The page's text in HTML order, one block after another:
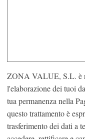
ZONA VALUE, S.L. è
l'elaborazione dei tuoi
tua permanenza nella
questo trattamento è
trasferimento dei dati a